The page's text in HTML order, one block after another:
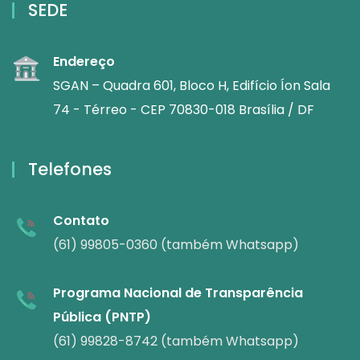
SEDE
Endereço
SGAN – Quadra 601, Bloco H, Edifício Íon Sala
74 - Térreo - CEP 70830-018 Brasília / DF
Telefones
Contato
(61) 99805-0360 (também Whatsapp)
Programa Nacional de Transparência
Pública (PNTP)
(61) 99828-8742 (também Whatsapp)